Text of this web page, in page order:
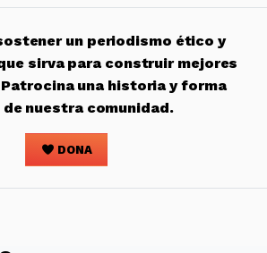
un periodismo ético y
sirva para construir mejores
una historia y forma
nuestra comunidad.
DONA